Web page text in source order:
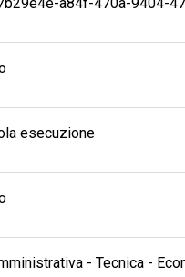
esecuzione
- Tecnica -